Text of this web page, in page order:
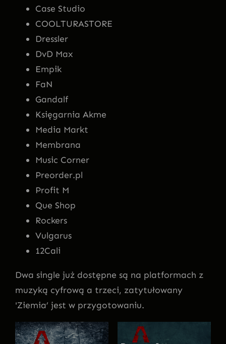
Case Studio
COOLTURASTORE
Dressler
DvD Max
Empik
FaN
Gandalf
Księgarnia Akme
Media Markt
Membrana
Music Corner
Preorder.pl
Profit M
Que Shop
Rockers
Vulgarus
12Cali
Dwa single już dostępne są na platformach z
muzyką cyfrową a trzeci, zatytułowany
'Ziemia’ jest w przygotowaniu.